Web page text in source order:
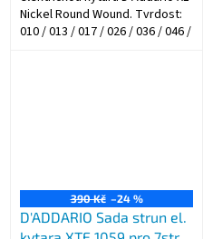
Nickel Round Wound. Tvrdost:
010 / 013 / 017 / 026 / 036 / 046 /
390 Kč –24 %
D'ADDARIO Sada strun el.